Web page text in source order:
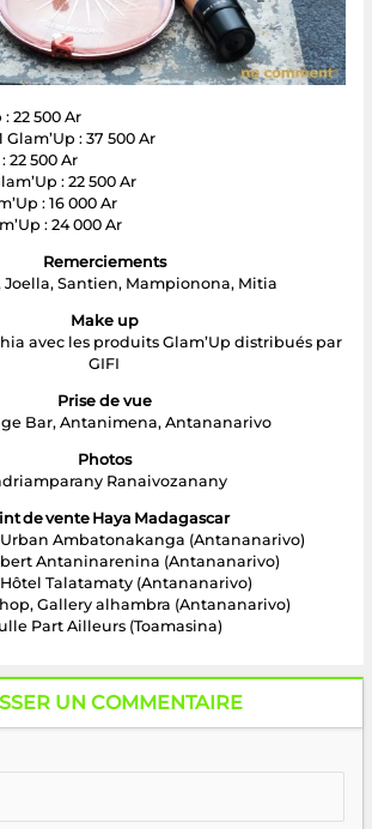
22 500 Ar
: 37 500 Ar
22 500 Ar
: 22 500 Ar
: 16 000 Ar
: 24 000 Ar
Remerciements
Joella, Santien, Mampionona, Mitia
Make up
avec les produits Glam’Up distribués par
GIFI
Prise de vue
Bar, Antanimena, Antananarivo
Photos
Ranaivozanany
de vente Haya Madagascar
Ambatonakanga (Antananarivo)
Antaninarenina (Antananarivo)
Talatamaty (Antananarivo)
Gallery alhambra (Antananarivo)
Part Ailleurs (Toamasina)
UN COMMENTAIRE